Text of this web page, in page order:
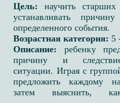
Цель:научить старших
устанавливать
определенного события.
Возрастная категория: 5
Описание: ребенку
причину и
ситуации. Играя с
предложить каждому
затем выяснить,